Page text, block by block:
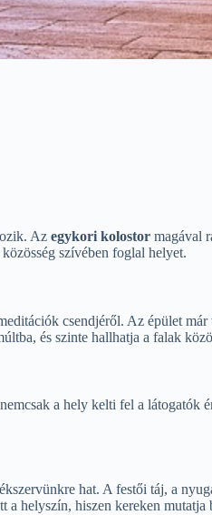
Az egykori kolostor magával
szívében foglal helyet.
csendjéről. Az épület
és szinte hallhatja a falak
a hely kelti fel a
hat. A festői táj, a
helyszín, hiszen kereken mutatja